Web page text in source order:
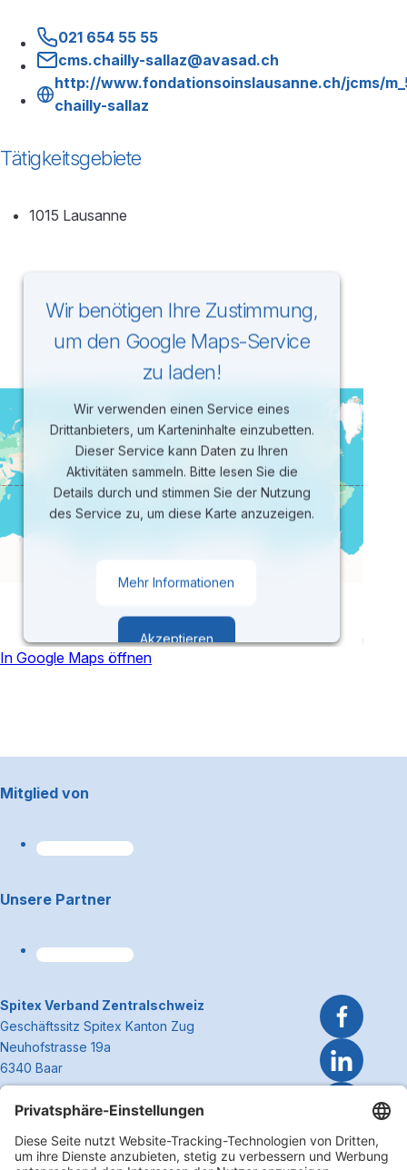
021 654 55 55
cms.chailly-sallaz@avasad.ch
http://www.fondationsoinslausanne.ch/jcms/
chailly-sallaz
Tätigkeitsgebiete
1015 Lausanne
Wir benötigen Ihre Zustimmung,
um den Google Maps-Service
zu laden!
Wir verwenden einen Service eines
Drittanbieters, um Karteninhalte einzubetten.
Dieser Service kann Daten zu Ihren
Aktivitäten sammeln. Bitte lesen Sie die
Details durch und stimmen Sie der Nutzung
des Service zu, um diese Karte anzuzeigen.
Mehr Informationen
Akzeptieren
In Google Maps öffnen
Footerbereich
Mitglied von
Unsere Partner
~Kontaktinformationen
Spitex Verband Zentralschweiz
Geschäftssitz Spitex Kanton Zug
Neuhofstrasse 19a
6340 Baar
Telefon 041 362 27 37
info@spitexzentralschweiz.ch